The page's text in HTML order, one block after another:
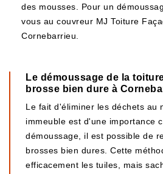
des mousses. Pour un
vous au couvreur MJ Toiture
Cornebarrieu.
Le démoussage de la
brosse bien dure à
Le fait d'éliminer les déchets au
immeuble est d'une importance
démoussage, il est possible de
brosses bien dures. Cette
efficacement les tuiles, mais